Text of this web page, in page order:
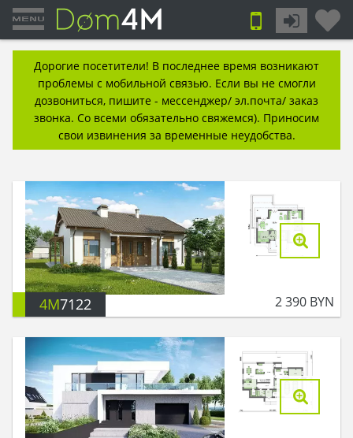
Дорогие посетители! В последнее время возникают
проблемы с мобильной связью. Если вы не смогли
дозвониться, пишите - мессенджер/ эл.почта/ заказ
звонка. Со всеми обязательно свяжемся). Приносим
свои извинения за временные неудобства.
4M7122 2 390 BYN